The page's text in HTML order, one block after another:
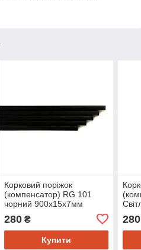
Корковий поріжок
(компенсатор) RG 101
чорний 900х15х7мм
280₴
Купити
280